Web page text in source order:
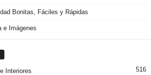
Bonitas, Fáciles y Rápidas
e Imágenes
Interiores 516